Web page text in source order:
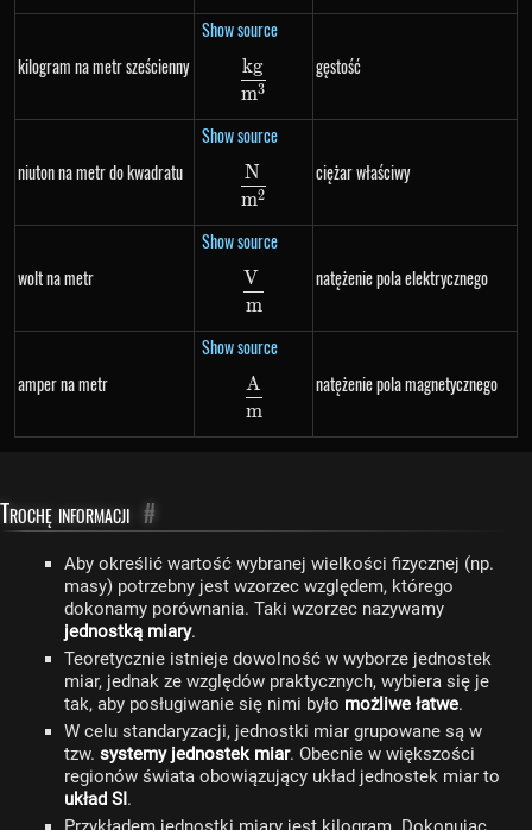
kilogram na metr sześcienny
Show source
\frac{kg}{m^3}
m3
kg gęstość
niuton na metr do kwadratu
Show source
\frac{N}{m^2}
m2
N ciężar właściwy
wolt na metr
Show source
\frac{V}{m}
m
V natężenie pola elektrycznego
amper na metr
Show source
\frac{A}{m}
m
A natężenie pola magnetycznego
Trochę informacji #
Aby określić wartość wybranej wielkości fizycznej (np.
masy) potrzebny jest wzorzec względem, którego
dokonamy porównania. Taki wzorzec nazywamy
jednostką miary.
Teoretycznie istnieje dowolność w wyborze jednostek
miar, jednak ze względów praktycznych, wybiera się je
tak, aby posługiwanie się nimi było możliwe łatwe.
W celu standaryzacji, jednostki miar grupowane są w
tzw. systemy jednostek miar. Obecnie w większości
regionów świata obowiązujący układ jednostek miar to
układ SI.